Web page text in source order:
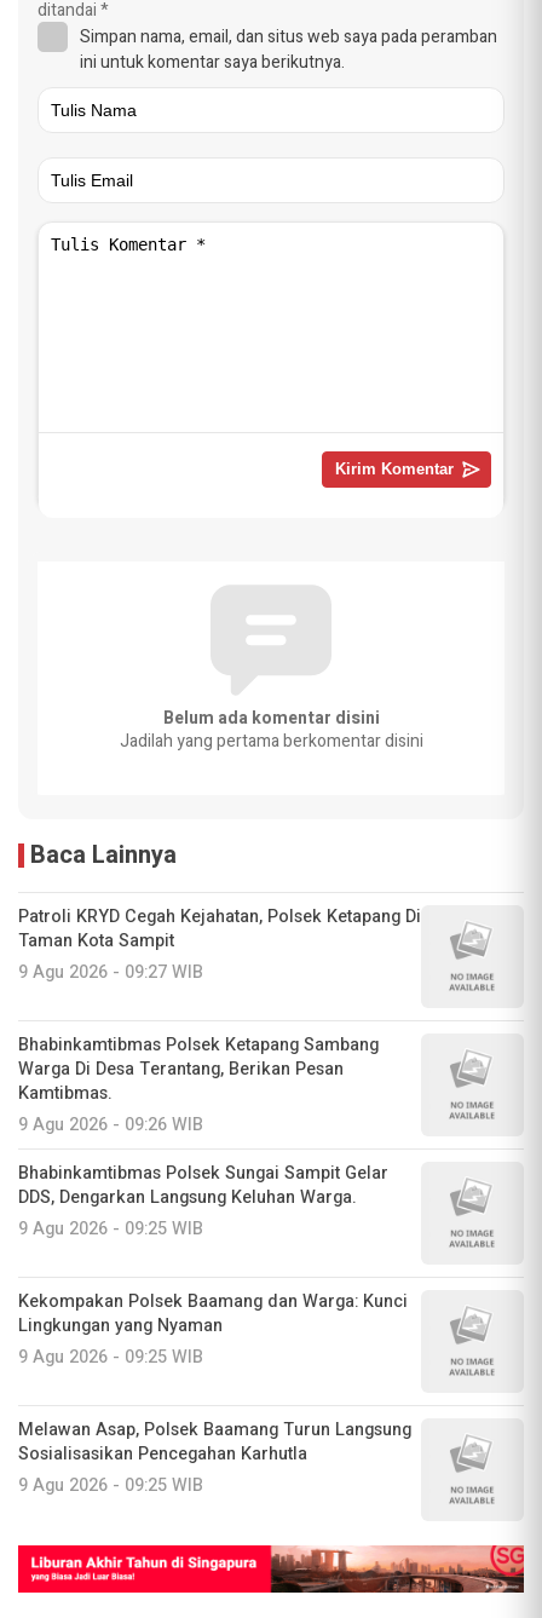
ditandai*
Simpan nama, email, dan situs web saya pada peramban
ini untuk komentar saya berikutnya.
Belum ada komentar disini
Jadilah yang pertama berkomentar disini
Baca Lainnya
‎Patroli KRYD Cegah Kejahatan, Polsek Ketapang Di
Taman Kota Sampit
9 Agu 2026 - 09:27 WIB
‎Bhabinkamtibmas Polsek Ketapang Sambang
Warga Di Desa Terantang, Berikan Pesan
Kamtibmas. ‎
9 Agu 2026 - 09:26 WIB
Bhabinkamtibmas Polsek Sungai Sampit Gelar
DDS, Dengarkan Langsung Keluhan Warga.
9 Agu 2026 - 09:25 WIB
Kekompakan Polsek Baamang dan Warga: Kunci
Lingkungan yang Nyaman
9 Agu 2026 - 09:25 WIB
Melawan Asap, Polsek Baamang Turun Langsung
Sosialisasikan Pencegahan Karhutla
9 Agu 2026 - 09:25 WIB